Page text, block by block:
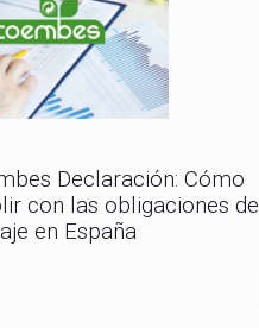
Declaración: Cómo
con las obligaciones de
en España